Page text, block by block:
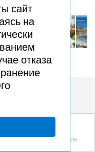
сайт
на
отказа